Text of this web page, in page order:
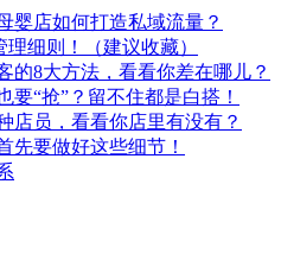
婴店如何打造私域流量？
理细则！（建议收藏）
的8大方法，看看你差在哪儿？
要“抢”？留不住都是白搭！
店员，看看你店里有没有？
先要做好这些细节！